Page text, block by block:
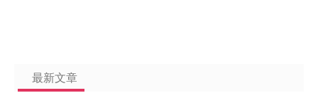
最新文章